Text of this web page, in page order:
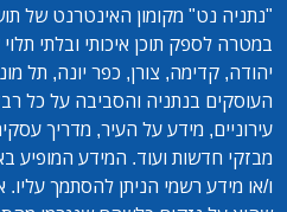
"נתניה נט" מקומון האינטרנט של
במטרה לספק תוכן איכותי ובלתי
יהודה, קדימה, צורן, כפר יונה, תל
העוסקים בנתניה והסביבה על כל
עירוניים, מידע על העיר, מדריך
מבזקי חדשות ועוד. המידע המופיע
ו/או מידע רשמי הניתן להסתמך